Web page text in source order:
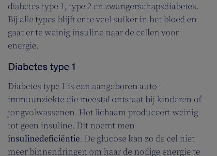
diabetes type 1, type 2 en zwangerschapsdiabetes.
Bij alle types blijft er te veel suiker in het bloed en
gaat er te weinig insuline naar de cellen voor
energie.
Diabetes type 1
Diabetes type 1 is een aangeboren auto-
immuunziekte die meestal ontstaat bij kinderen of
jongvolwassenen. Het lichaam produceert weinig
tot geen insuline. Dit noemt men
insulinedeficiëntie. De glucose kan zo de cel niet
meer binnendringen om haar de nodige energie te